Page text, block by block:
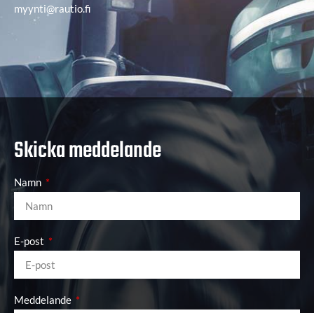
myynti@rautio.fi
Skicka meddelande
Namn
E-post
Meddelande